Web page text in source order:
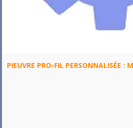
PIEUVRE PRO-FIL PERSONNALISÉE :